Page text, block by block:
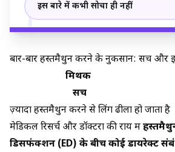
इस बारे में कभी सोचा ही नहीं
बार-बार हस्तमैथुन करने के नुकसान: सच और
मिथक
सच
ज़्यादा हस्तमैथुन करने से लिंग ढीला हो जाता है
मेडिकल रिसर्च और डॉक्टरों की राय में
डिसफंक्शन (ED) के बीच कोई डायरेक्ट